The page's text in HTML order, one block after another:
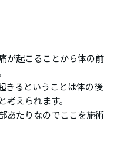
が起こることから体の前
きるということは体の後
えられます。
あたりなのでここを施術